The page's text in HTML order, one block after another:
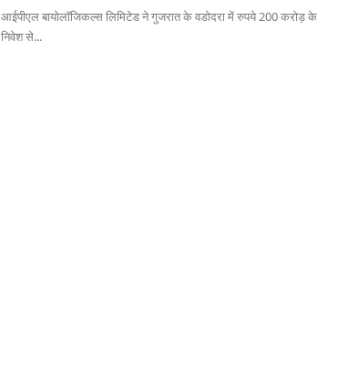
आईपीएल बायोलॉजिकल्स लिमिटेड ने गुजरात के वडोदरा में रुपये 200 करोड़ के
निवेश से...